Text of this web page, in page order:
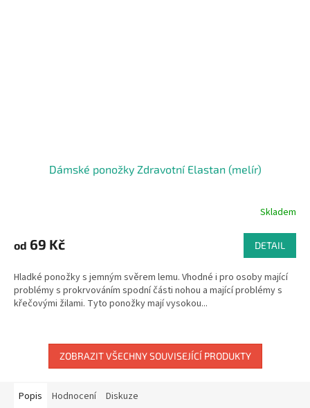
Dámské ponožky Zdravotní Elastan (melír)
Skladem
od 69 Kč DETAIL
Hladké ponožky s jemným svěrem lemu. Vhodné i pro osoby mající
problémy s prokrvováním spodní části nohou a mající problémy s
křečovými žilami. Tyto ponožky mají vysokou...
ZOBRAZIT VŠECHNY SOUVISEJÍCÍ PRODUKTY
Popis Hodnocení Diskuze